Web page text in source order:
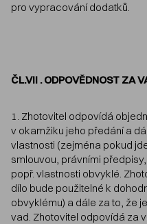
pro vypracování dodatků.
ČL.VII . ODPOVĚDNOST ZA
1. Zhotovitel odpovídá
v okamžiku jeho předání a
vlastnosti (zejména pokud
smlouvou, právními
popř. vlastnosti obvyklé.
dílo bude použitelné k
obvyklému) a dále za to, že
vad. Zhotovitel odpovídá za